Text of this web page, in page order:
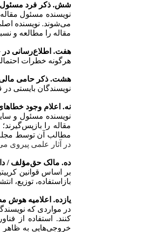
شش. ذکر فرد مسئول
نویسنده مسئول
می‌شوند. نویسنده
مقاله را مطالعه و
هفت. اطلاع‌رسانی در
هرگونه خطرات
هشت. ذکر حامی
نویسندگان بایستی
نه. اعلام وجود
نویسنده مسئول و
مقاله را
مطالب آن توسط
در آثار علمی پیروی
ده. مالک حق‌مؤلف /
بر اساس قوانین
بازاستفاده، توزیع،
یازده. اعلامیه هوش
در مواردی که
کنند. استفاده از
خروجی‌هایی به ظاهر